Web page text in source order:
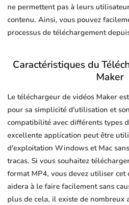
ne permettent pas à leurs
contenu. Ainsi, vous pouvez
processus de téléchargement
Caractéristiques du
Maker
Le téléchargeur de vidéos Maker
pour sa simplicité d'utilisation et
compatibilité avec différents types
excellente application peut être
d'exploitation Windows et Mac
tracas. Si vous souhaitez
format MP4, vous devez utiliser
aidera à le faire facilement sans
plus de cela, il existe de nombreux